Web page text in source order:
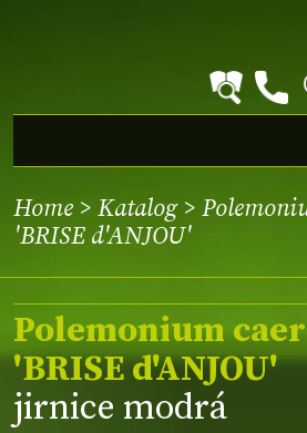
Home > Katalog>
'BRISE d'ANJOU'
Polemonium
'BRISE d'ANJOU'
jirnice modrá